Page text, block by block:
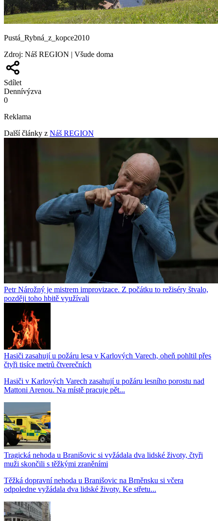
Pustá_Rybná_z_kopce2010
Zdroj: Náš REGION | Všude doma
Sdílet
Dennívýzva
0
Reklama
Další články z Náš REGION
Petr Nárožný je mistrem improvizace. Z počátku to režiséry štvalo,
později toho hbitě využívali
Hasiči zasahují u požáru lesa v Karlových Varech, oheň pohltil přes
čtyři tisíce metrů čtverečních
Hasiči v Karlových Varech zasahují u požáru lesního porostu nad
Mattoni Arenou. Na místě pracuje pět...
Tragická nehoda u Branišovic si vyžádala dva lidské životy, čtyři
muži skončili s těžkými zraněními
Těžká dopravní nehoda u Branišovic na Brněnsku si včera
odpoledne vyžádala dva lidské životy. Ke střetu...